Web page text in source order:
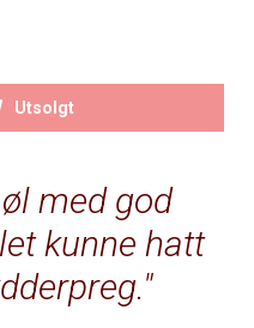
med god
kunne hatt
Utsolgt